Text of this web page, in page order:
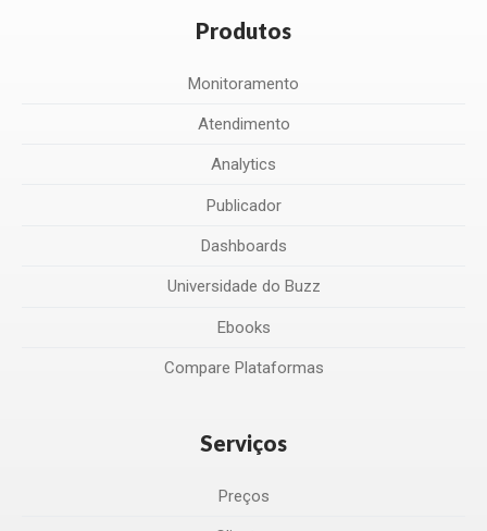
Produtos
Monitoramento
Atendimento
Analytics
Publicador
Dashboards
Universidade do Buzz
Ebooks
Compare Plataformas
Serviços
Preços